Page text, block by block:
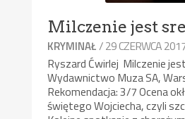
Milczenie jest
KRYMINAŁ/ 29 CZERWCA
Ryszard Ćwirlej Milczenie
Wydawnictwo Muza SA,
Rekomendacja: 3/7 Ocena
świętego Wojciecha, czyli